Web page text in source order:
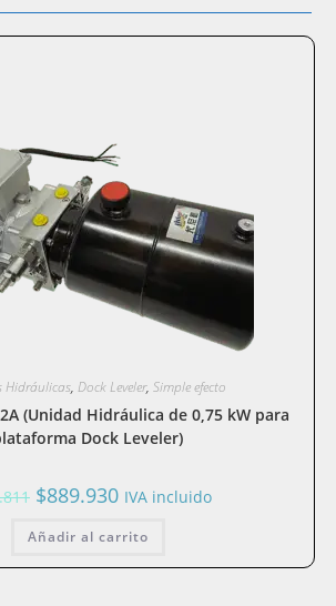
Hidráulicas, Dock Leveler, Simple efecto
(Unidad Hidráulica de 0,75 kW para
Dock Leveler)
El
precio
era:
$889.930El
precio
es:
IVA incluido
Añadir al carrito